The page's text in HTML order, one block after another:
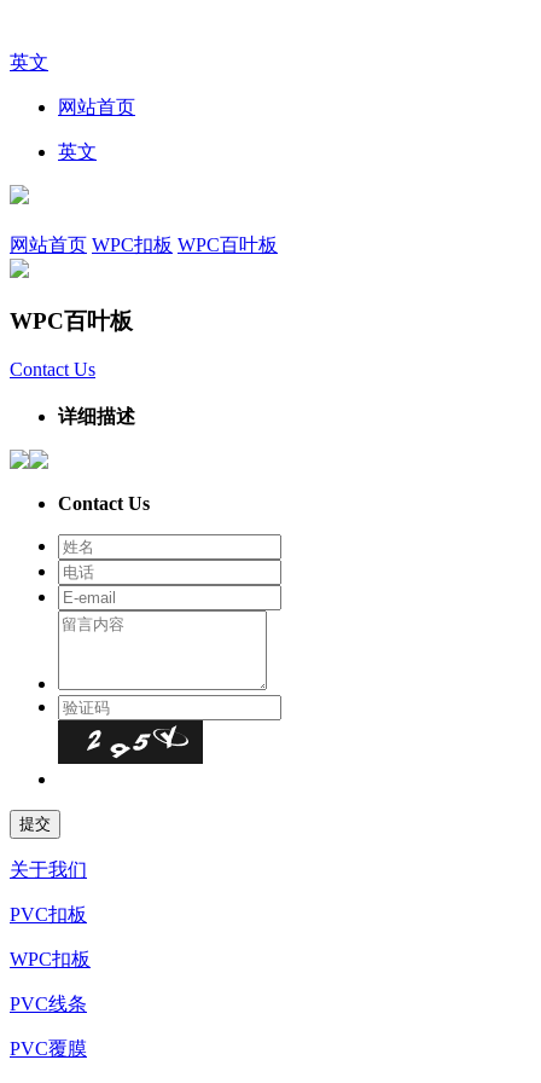
英文
网站首页
英文
网站首页 WPC扣板 WPC百叶板
WPC百叶板
Contact Us
详细描述
Contact Us
关于我们
PVC扣板
WPC扣板
PVC线条
PVC覆膜